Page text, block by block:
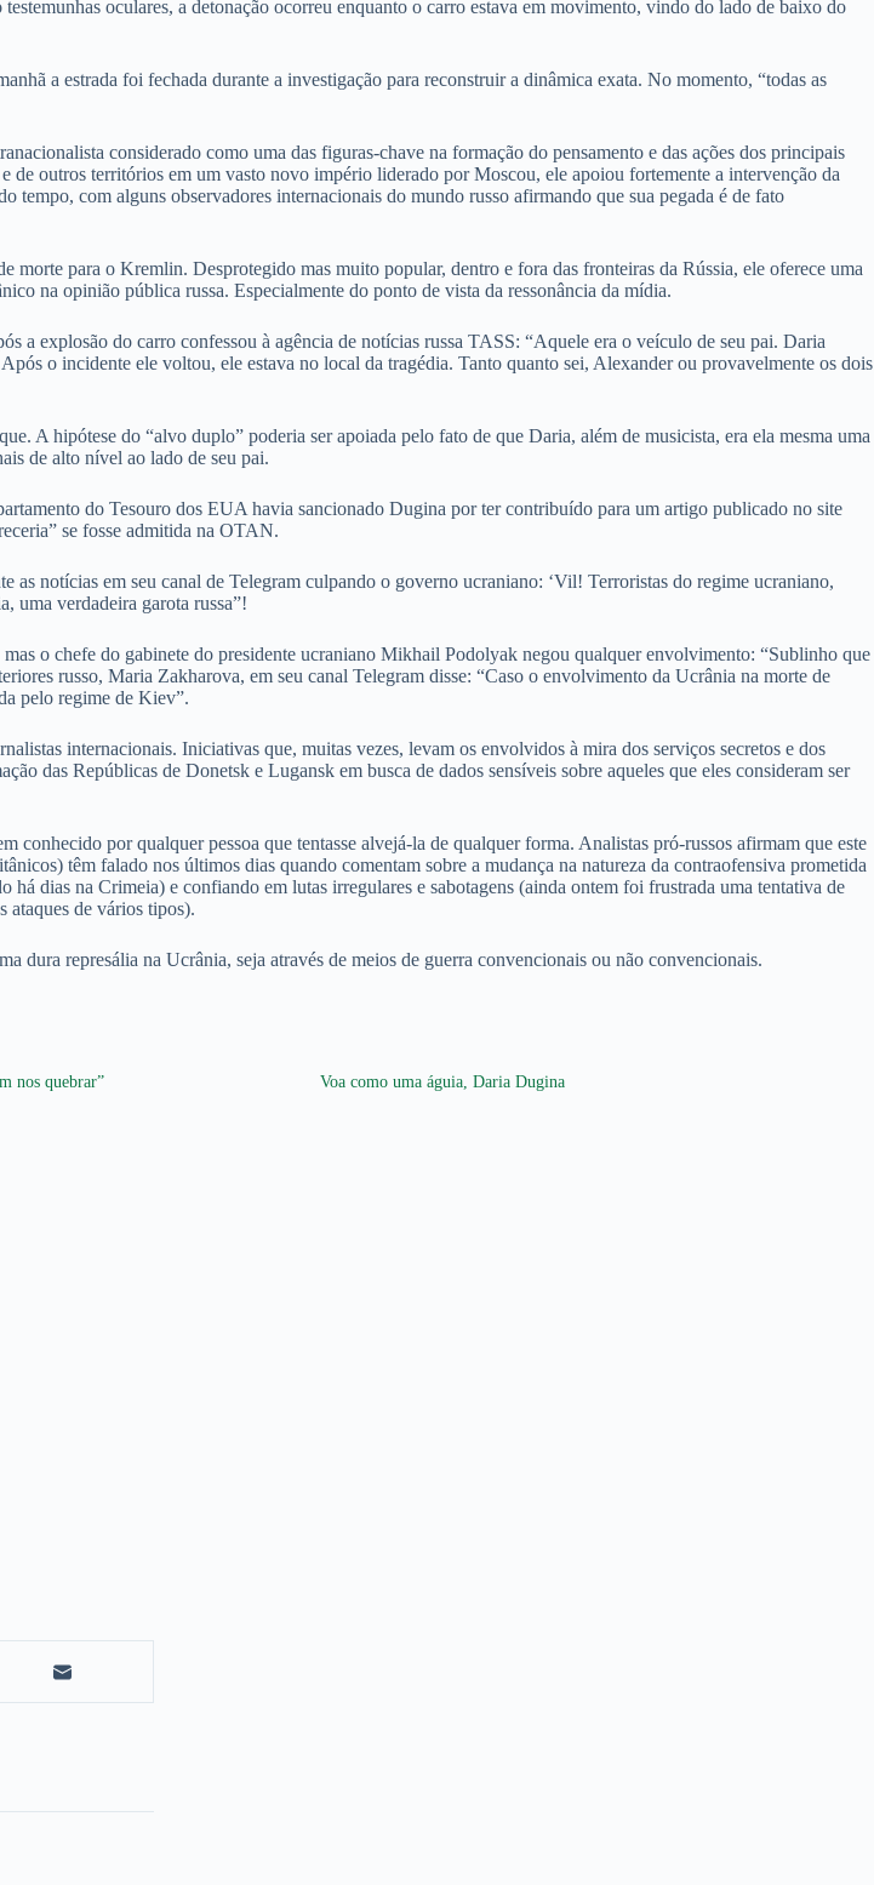
oculares, a detonação ocorreu enquanto o carro estava em movimento, vindo do lado de baixo do
a estrada foi fechada durante a investigação para reconstruir a dinâmica exata. No momento, “todas as
considerado como uma das figuras-chave na formação do pensamento e das ações dos principais
outros territórios em um vasto novo império liderado por Moscou, ele apoiou fortemente a intervenção da
com alguns observadores internacionais do mundo russo afirmando que sua pegada é de fato
para o Kremlin. Desprotegido mas muito popular, dentro e fora das fronteiras da Rússia, ele oferece uma
na opinião pública russa. Especialmente do ponto de vista da ressonância da mídia.
explosão do carro confessou à agência de notícias russa TASS: “Aquele era o veículo de seu pai. Daria
o incidente ele voltou, ele estava no local da tragédia. Tanto quanto sei, Alexander ou provavelmente os dois
A hipótese do “alvo duplo” poderia ser apoiada pelo fato de que Daria, além de musicista, era ela mesma uma
de alto nível ao lado de seu pai.
do Tesouro dos EUA havia sancionado Dugina por ter contribuído para um artigo publicado no site
se fosse admitida na OTAN.
notícias em seu canal de Telegram culpando o governo ucraniano: ‘Vil! Terroristas do regime ucraniano,
uma verdadeira garota russa”!
o chefe do gabinete do presidente ucraniano Mikhail Podolyak negou qualquer envolvimento: “Sublinho que
russo, Maria Zakharova, em seu canal Telegram disse: “Caso o envolvimento da Ucrânia na morte de
pelo regime de Kiev”.
internacionais. Iniciativas que, muitas vezes, levam os envolvidos à mira dos serviços secretos e dos
das Repúblicas de Donetsk e Lugansk em busca de dados sensíveis sobre aqueles que eles consideram ser
por qualquer pessoa que tentasse alvejá-la de qualquer forma. Analistas pró-russos afirmam que este
têm falado nos últimos dias quando comentam sobre a mudança na natureza da contraofensiva prometida
dias na Crimeia) e confiando em lutas irregulares e sabotagens (ainda ontem foi frustrada uma tentativa de
de vários tipos).
dura represália na Ucrânia, seja através de meios de guerra convencionais ou não convencionais.
nos quebrar” Voa como uma águia, Daria Dugina